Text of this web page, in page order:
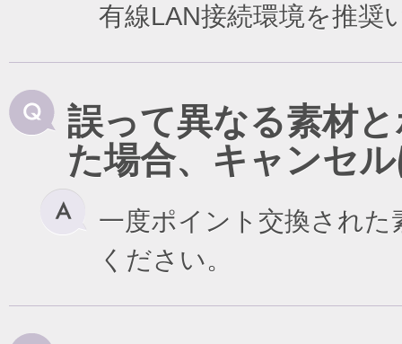
有線LAN接続環境を推奨
誤って異なる素材
た場合、キャンセ
一度ポイント交換され
ください。